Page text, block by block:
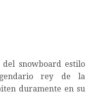
snowboard estilo
rey de la
duramente en su